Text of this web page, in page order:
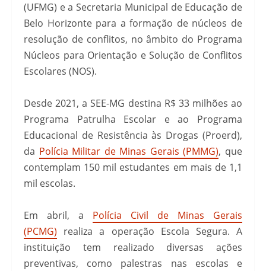
(UFMG) e a Secretaria Municipal de Educação de
Belo Horizonte para a formação de núcleos de
resolução de conflitos, no âmbito do Programa
Núcleos para Orientação e Solução de Conflitos
Escolares (NOS).
Desde 2021, a SEE-MG destina R$ 33 milhões ao
Programa Patrulha Escolar e ao Programa
Educacional de Resistência às Drogas (Proerd),
da Polícia Militar de Minas Gerais (PMMG), que
contemplam 150 mil estudantes em mais de 1,1
mil escolas.
Em abril, a Polícia Civil de Minas Gerais
(PCMG) realiza a operação Escola Segura. A
instituição tem realizado diversas ações
preventivas, como palestras nas escolas e